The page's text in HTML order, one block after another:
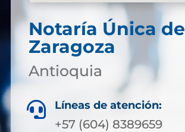
Notaría Única de
Zaragoza
Antioquia
 Líneas de atención:
+57 (604) 8389659